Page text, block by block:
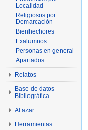
Localidad
Religiosos por
Demarcación
Bienhechores
Exalumnos
Personas en general
Apartados
Relatos
Base de datos
Bibliográfica
Al azar
Herramientas